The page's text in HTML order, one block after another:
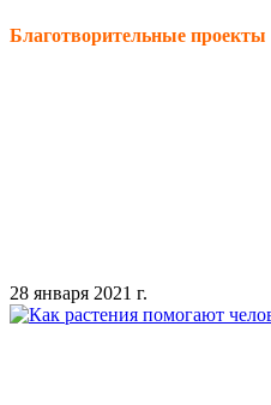
Благотворительные проекты
28 января 2021 г.